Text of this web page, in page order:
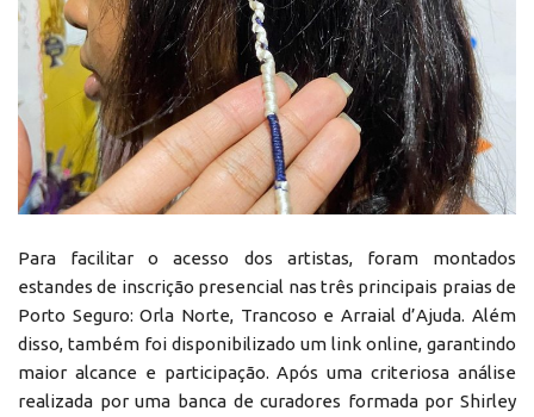
Para facilitar o acesso dos artistas, foram montados
estandes de inscrição presencial nas três principais praias de
Porto Seguro: Orla Norte, Trancoso e Arraial d’Ajuda. Além
disso, também foi disponibilizado um link online, garantindo
maior alcance e participação. Após uma criteriosa análise
realizada por uma banca de curadores formada por Shirley